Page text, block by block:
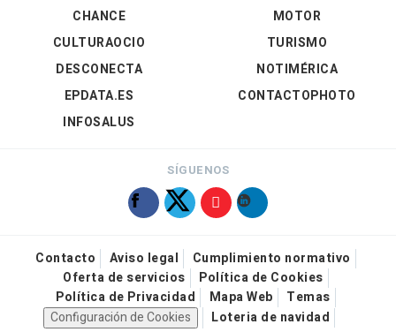
CHANCE
CULTURAOCIO
DESCONECTA
EPDATA.ES
INFOSALUS
MOTOR
TURISMO
NOTIMÉRICA
CONTACTOPHOTO
SÍGUENOS
Contacto Aviso legal
Cumplimiento normativo
Oferta de servicios
Política de Cookies
Política de Privacidad
Mapa Web
Temas
Configuración de Cookies
Loteria de navidad